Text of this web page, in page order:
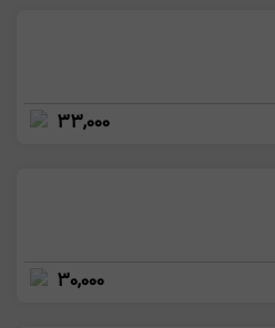
33,000
30,000